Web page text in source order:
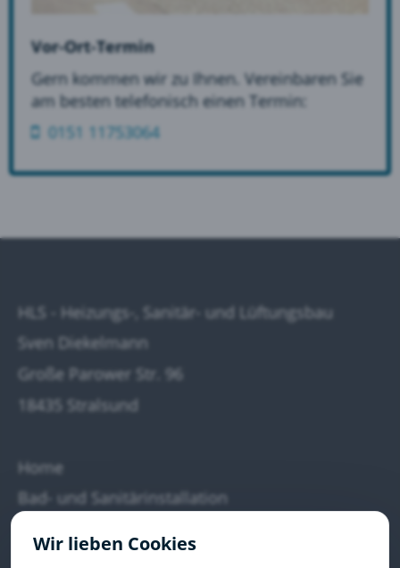
Vor-Ort-Termin
Gern kommen wir zu Ihnen. Vereinbaren Sie
am besten telefonisch einen Termin:
0151 11753064
HLS - Heizungs-, Sanitär- und Lüftungsbau
Sven Diekelmann
Große Parower Str. 96
18435 Stralsund
Home
Bad- und Sanitärinstallation
Wir lieben Cookies